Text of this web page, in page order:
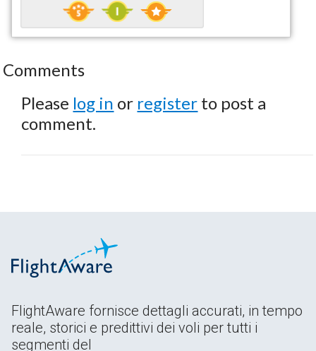
Comments
Please log in or register to post a
comment.
FlightAware fornisce dettagli accurati, in tempo
reale, storici e predittivi dei voli per tutti i
segmenti del